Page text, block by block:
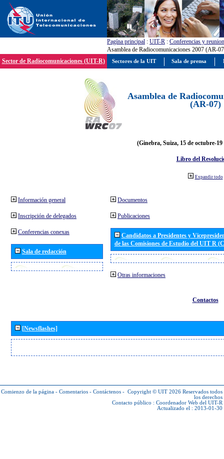
Pagína principal : UIT-R : Conferencias y
Asamblea de Radiocomunicaciones 2007 (AR-
Sector de Radiocomunicaciones (UIT-R)
Asamblea de
(AR-07)
(Ginebra, Suiza, 15 de octubre-19
Libro del
Expandir todo
Información general
Inscripción de delegados
Conferencias conexas
Sala de redacción
Documentos
Publicaciones
Candidatos a Presidentes y
de las Comisiones de Estudio del UIT R
Otras informaciones
Contactos
[Newsflashes]
Comienzo de la página - Comentarios - Contáctenos - Copyright © UIT 2026 Reservados todos
los derechos
Contacto público : Coordenador Web del UIT-R
Actualizado el : 2013-01-30
Sectores de la UIT Sala de prensa